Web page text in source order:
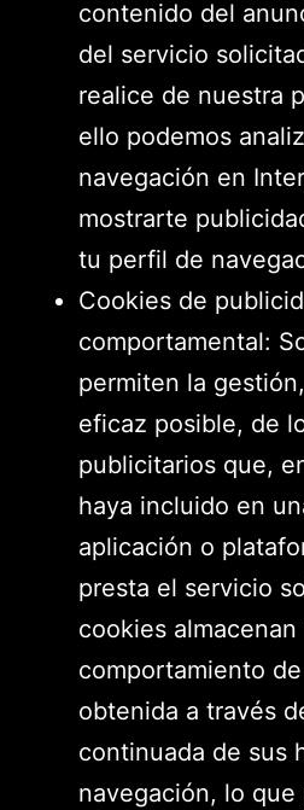
contenido del
del servicio
realice de nuestra
ello podemos
navegación en
mostrarte
tu perfil de
Cookies de
comportamental:
permiten la
eficaz posible, de
publicitarios que,
haya incluido en
aplicación o
presta el servicio
cookies
comportamiento
obtenida a través
continuada de sus
navegación, lo